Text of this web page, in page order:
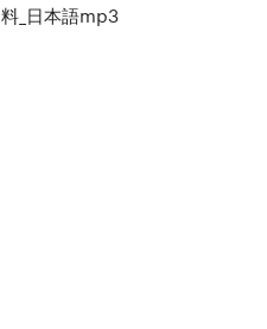
料_日本語mp3